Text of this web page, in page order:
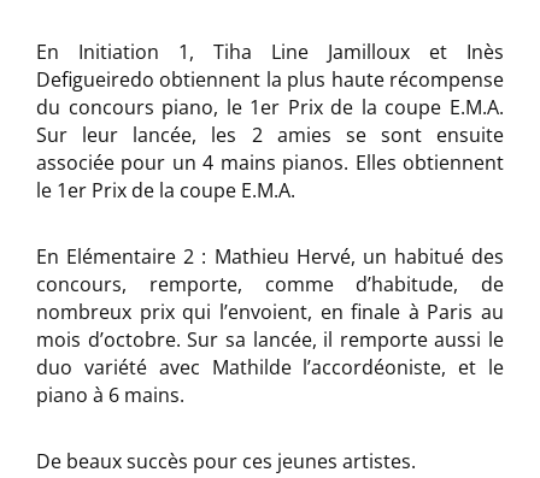
En Initiation 1, Tiha Line Jamilloux et Inès
Defigueiredo obtiennent la plus haute récompense
du concours piano, le 1er Prix de la coupe E.M.A.
Sur leur lancée, les 2 amies se sont ensuite
associée pour un 4 mains pianos. Elles obtiennent
le 1er Prix de la coupe E.M.A.
En Elémentaire 2 : Mathieu Hervé, un habitué des
concours, remporte, comme d’habitude, de
nombreux prix qui l’envoient, en finale à Paris au
mois d’octobre. Sur sa lancée, il remporte aussi le
duo variété avec Mathilde l’accordéoniste, et le
piano à 6 mains.
De beaux succès pour ces jeunes artistes.